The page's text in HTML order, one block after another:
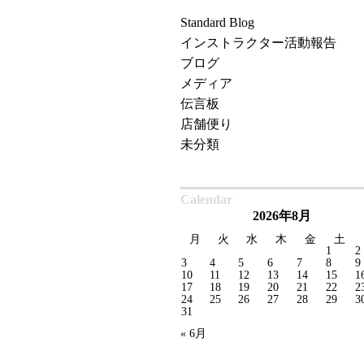
Standard Blog
インストラクター活動報告
ブログ
メディア
伝言板
店舗便り
未分類
Calendar
2026年8月
月 火 水 木 金 土
1
2
3
4 5 6 7 8
9
10
11 12 13 14 15
17
18 19 20 21 22
24
25 26 27 28 29
31
« 6月